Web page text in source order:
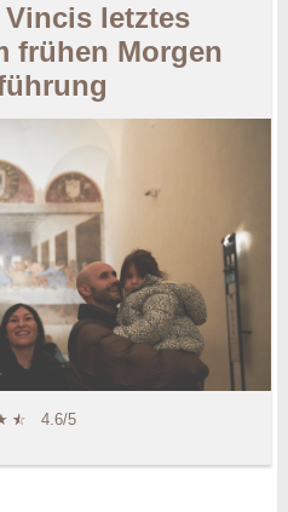
letztes
frühen Morgen
★
☆ 4.6/5